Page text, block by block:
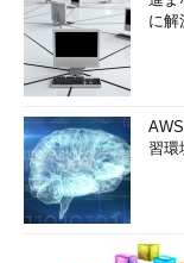
に解
習環